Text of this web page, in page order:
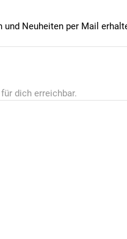
Neuheiten per Mail
dich erreichbar.